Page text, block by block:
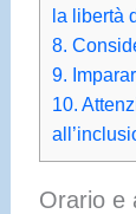
la libertà
8.
9.
10.
Orario e